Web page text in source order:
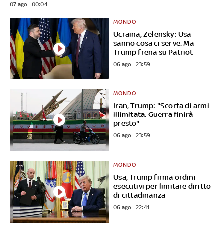
07 ago - 00:04
Ucraina, Zelensky: Usa
sanno cosa ci serve. Ma
Trump frena su Patriot
MONDO
06 ago - 23:59
Iran, Trump: "Scorta di armi
illimitata. Guerra finirà
presto"
MONDO
06 ago - 23:59
Usa, Trump firma ordini
esecutivi per limitare diritto
di cittadinanza
MONDO
06 ago - 22:41